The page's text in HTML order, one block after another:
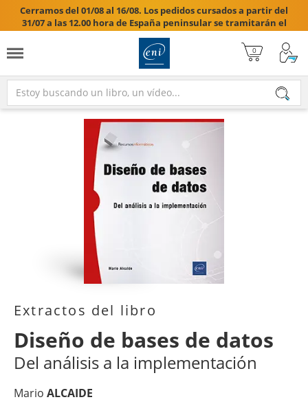
Cerramos del 01/08 al 16/08. Los pedidos cursados a partir del
31/07 a las 12.00 hora de España peninsular se tramitarán el
17/08/2026.

Extractos del libro
Diseño de bases de datos
Del análisis a la implementación
Mario ALCAIDE